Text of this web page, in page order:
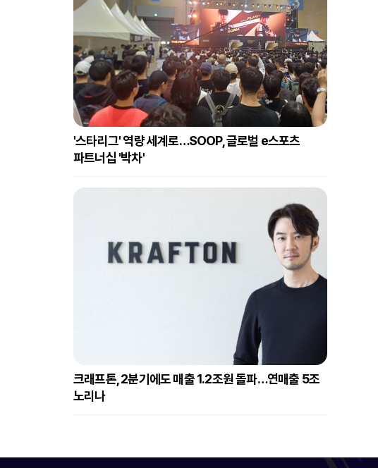
'스타리그' 역량 세계로…SOOP, 글로벌 e스포츠
파트너십 '박차'
크래프톤, 2분기에도 매출 1.2조원 돌파…연매출 5조
노리나